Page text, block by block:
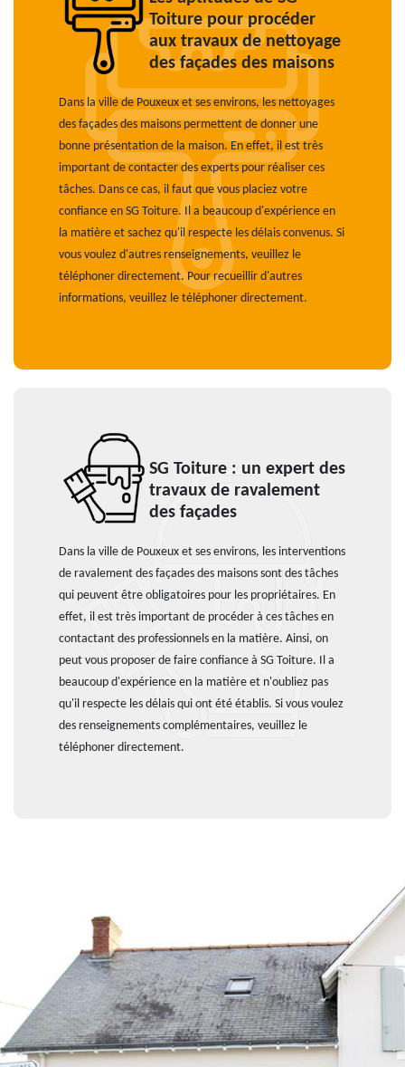
Toiture pour procéder
aux travaux de nettoyage
des façades des maisons
Dans la ville de Pouxeux et ses environs, les nettoyages
des façades des maisons permettent de donner une
bonne présentation de la maison. En effet, il est très
important de contacter des experts pour réaliser ces
tâches. Dans ce cas, il faut que vous placiez votre
confiance en SG Toiture. Il a beaucoup d'expérience en
la matière et sachez qu'il respecte les délais convenus. Si
vous voulez d'autres renseignements, veuillez le
téléphoner directement. Pour recueillir d'autres
informations, veuillez le téléphoner directement.
SG Toiture : un expert des
travaux de ravalement
des façades
Dans la ville de Pouxeux et ses environs, les interventions
de ravalement des façades des maisons sont des tâches
qui peuvent être obligatoires pour les propriétaires. En
effet, il est très important de procéder à ces tâches en
contactant des professionnels en la matière. Ainsi, on
peut vous proposer de faire confiance à SG Toiture. Il a
beaucoup d'expérience en la matière et n'oubliez pas
qu'il respecte les délais qui ont été établis. Si vous voulez
des renseignements complémentaires, veuillez le
téléphoner directement.